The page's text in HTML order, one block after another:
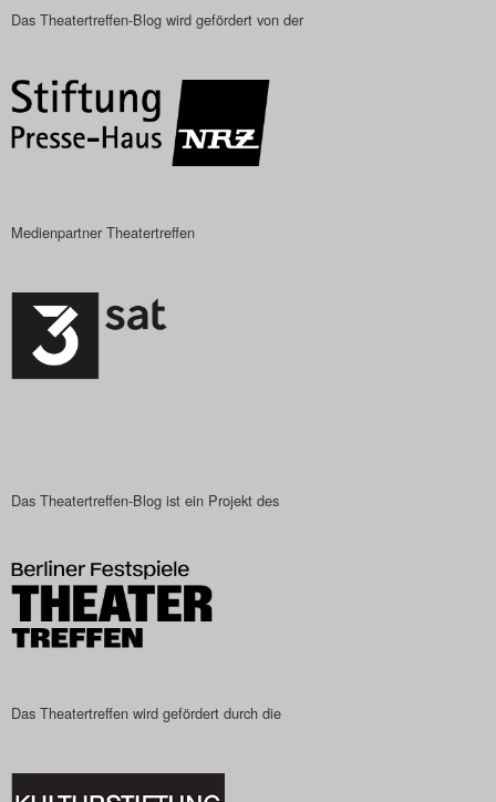
Das Theatertreffen-Blog wird gefördert von der
Medienpartner Theatertreffen
Das Theatertreffen-Blog ist ein Projekt des
Das Theatertreffen wird gefördert durch die